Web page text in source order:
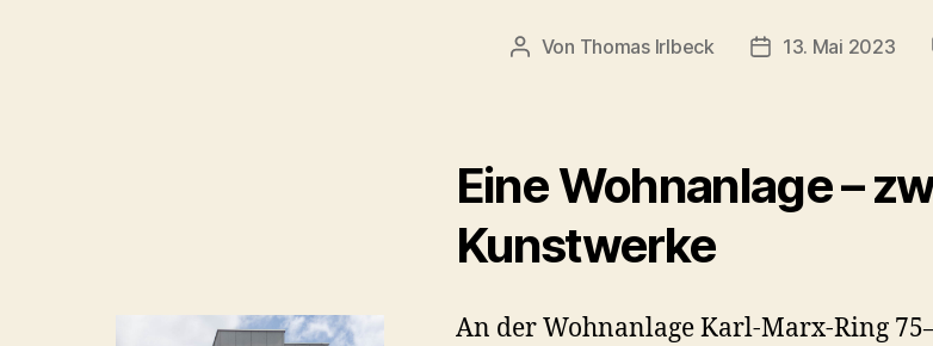
Beitragsautor
Von Thomas Irlbeck 13. Mai 2023
Eine Wohnanlage –
Kunstwerke
An der Wohnanlage Karl-Marx-Ring